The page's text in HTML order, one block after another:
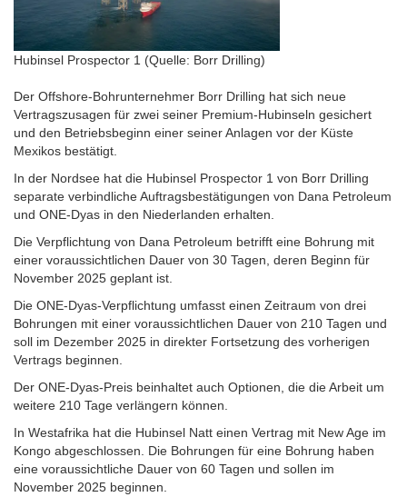
Hubinsel Prospector 1 (Quelle: Borr Drilling)
Der Offshore-Bohrunternehmer Borr Drilling hat sich neue
Vertragszusagen für zwei seiner Premium-Hubinseln gesichert
und den Betriebsbeginn einer seiner Anlagen vor der Küste
Mexikos bestätigt.
In der Nordsee hat die Hubinsel Prospector 1 von Borr Drilling
separate verbindliche Auftragsbestätigungen von Dana Petroleum
und ONE-Dyas in den Niederlanden erhalten.
Die Verpflichtung von Dana Petroleum betrifft eine Bohrung mit
einer voraussichtlichen Dauer von 30 Tagen, deren Beginn für
November 2025 geplant ist.
Die ONE-Dyas-Verpflichtung umfasst einen Zeitraum von drei
Bohrungen mit einer voraussichtlichen Dauer von 210 Tagen und
soll im Dezember 2025 in direkter Fortsetzung des vorherigen
Vertrags beginnen.
Der ONE-Dyas-Preis beinhaltet auch Optionen, die die Arbeit um
weitere 210 Tage verlängern können.
In Westafrika hat die Hubinsel Natt einen Vertrag mit New Age im
Kongo abgeschlossen. Die Bohrungen für eine Bohrung haben
eine voraussichtliche Dauer von 60 Tagen und sollen im
November 2025 beginnen.